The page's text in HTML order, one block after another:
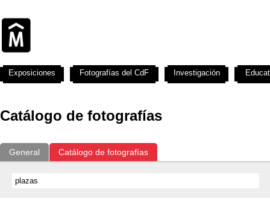
Catálogo de fotografías
General Catálogo de fotografías
Exposiciones Fotografías del CdF Investigación